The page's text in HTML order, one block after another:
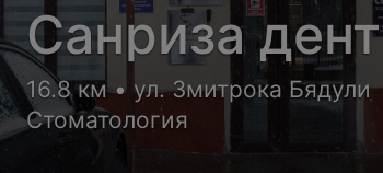
Санриза дент
16.8 км • ул. Змитрока Бядули
Стоматология